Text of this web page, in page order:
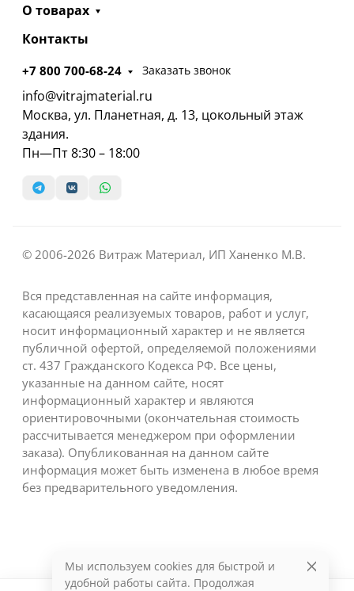
О товарах
Контакты
+7 800 700-68-24 Заказать звонок
info@vitrajmaterial.ru
Москва, ул. Планетная, д. 13, цокольный этаж
здания.
Пн—Пт 8:30 – 18:00
© 2006-2026 Витраж Материал, ИП Ханенко М.В.
Вся представленная на сайте информация,
касающаяся реализуемых товаров, работ и услуг,
носит информационный характер и не является
публичной офертой, определяемой положениями
ст. 437 Гражданского Кодекса РФ. Все цены,
указанные на данном сайте, носят
информационный характер и являются
ориентировочными (окончательная стоимость
рассчитывается менеджером при оформлении
заказа). Опубликованная на данном сайте
информация может быть изменена в любое время
без предварительного уведомления.
Мы используем cookies для быстрой и
удобной работы сайта. Продолжая